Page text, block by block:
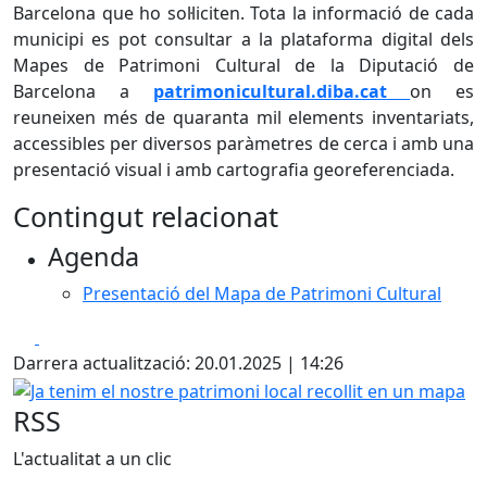
Barcelona que ho sol·liciten. Tota la informació de cada
municipi es pot consultar a la plataforma digital dels
Mapes de Patrimoni Cultural de la Diputació de
Barcelona a patrimonicultural.diba.cat on es
reuneixen més de quaranta mil elements inventariats,
accessibles per diversos paràmetres de cerca i amb una
presentació visual i amb cartografia georeferenciada.
Contingut relacionat
Agenda
Presentació del Mapa de Patrimoni Cultural
Darrera actualització: 20.01.2025 | 14:26
Ja tenim el nostre patrimoni local recollit en un mapa
RSS
L'actualitat a un clic